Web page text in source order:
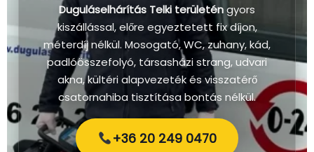
Duguláselhárítás Telki területéngyors
kiszállással, előre egyeztetett fix díjon,
méterdíj nélkül. Mosogató, WC, zuhany, kád,
padlóösszefolyó, társasházi strang, udvari
akna, kültéri alapvezeték és visszatérő
csatornahiba tisztítása bontás nélkül.
+36 20 249 0470